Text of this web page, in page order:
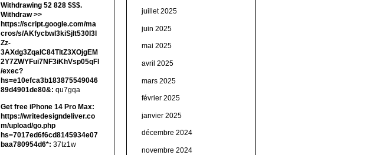
Withdrawing 52 828 $$$.
Withdrаw >>
https://script.google.com/ma
cros/s/AKfycbwl3kiSjlt530I3l
Zz-
3AXdg3ZqalC84TltZ3XOjgEM
2Y7ZWYFui7NF3iKhVsp05qFl
/exec?
hs=e10efca3b183875549046
89d4901de80&: qu7gqa
Get free iPhone 14 Pro Max:
https://writedesigndeliver.co
m/upload/go.php
hs=7017ed6f6cd8145934e07
baa780954d6*: 37tz1w
juillet 2025
juin 2025
mai 2025
avril 2025
mars 2025
février 2025
janvier 2025
décembre 2024
novembre 2024